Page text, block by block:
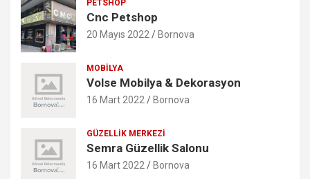
PETSHOP
Cnc Petshop
20 Mayıs 2022 Bornova
MOBILYA
Volse Mobilya & Dekorasyon
16 Mart 2022 Bornova
GÜZELLIK MERKEZI
Semra Güzellik Salonu
16 Mart 2022 Bornova